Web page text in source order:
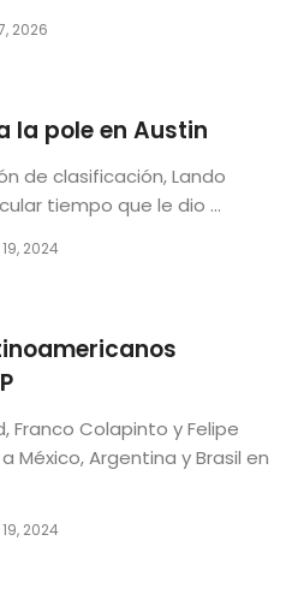
2026
la pole en Austin
de clasificación, Lando
tiempo que le dio ...
2024
Franco Colapinto y Felipe
México, Argentina y Brasil en
2024